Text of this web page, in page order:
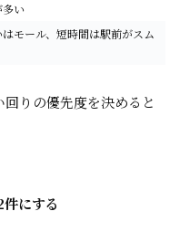
い
モール、短時間は駅前がスム
りの優先度を決めると
にする